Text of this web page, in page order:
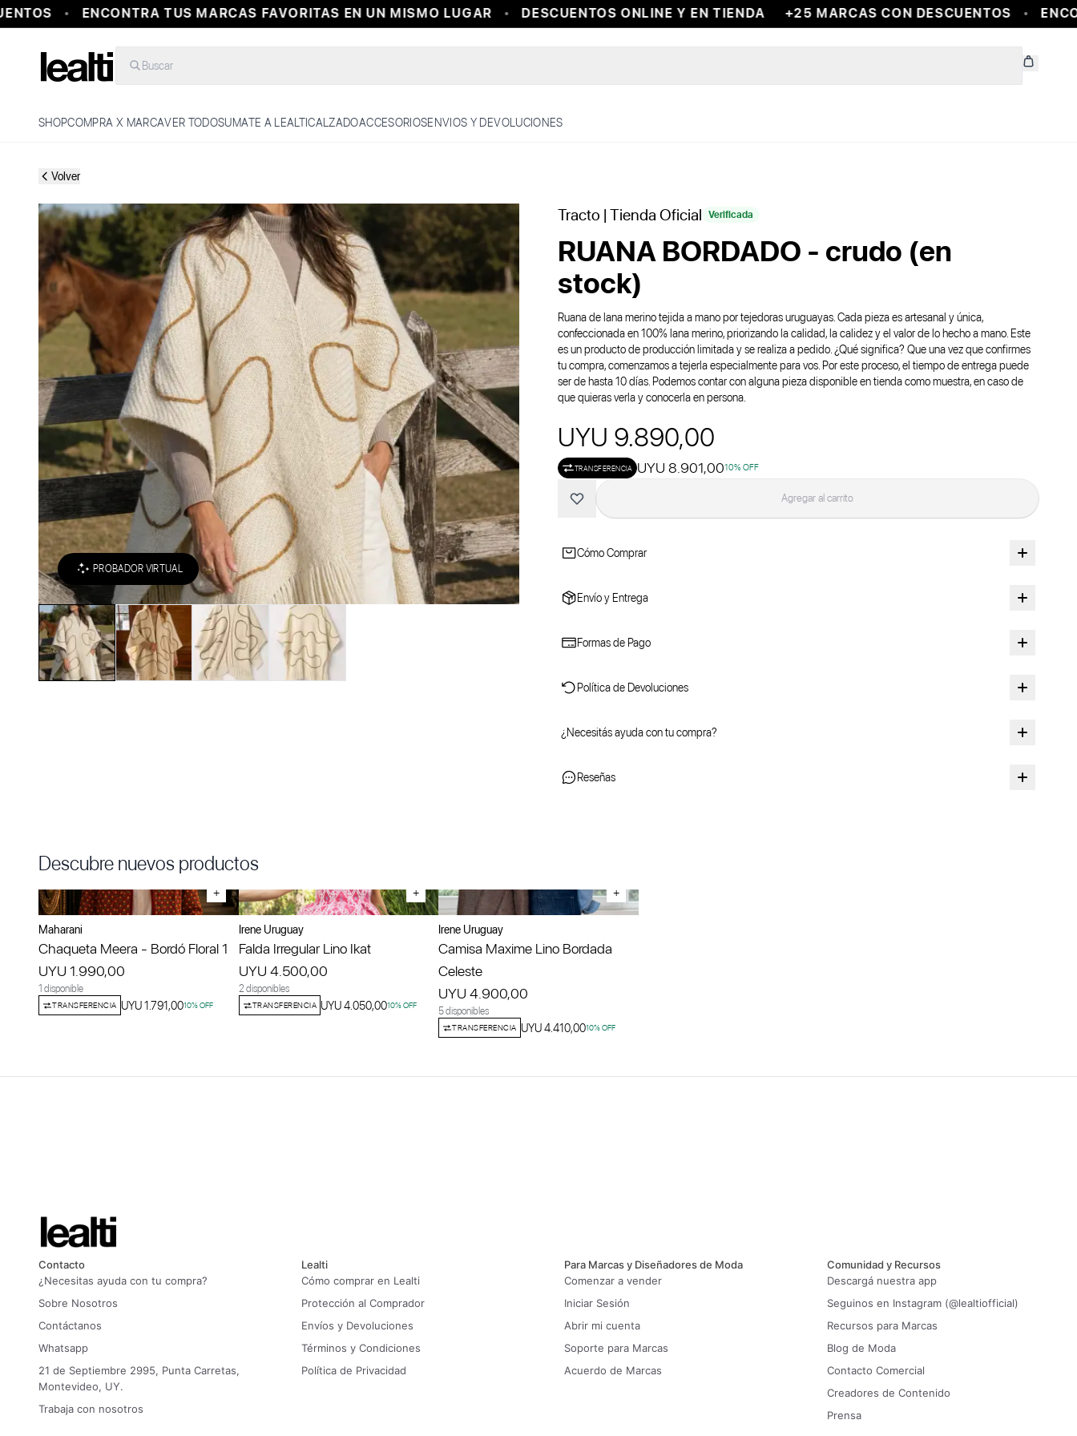
ENCONTRA TUS MARCAS FAVORITAS EN UN MISMO LUGAR DESCUENTOS ONLINE Y EN TIENDA +25 MARCAS CON DESCUENTOS
Buscar
SHOPCOMPRA X MARCAVER TODOSUMATE A LEALTICALZADOACCESORIOSENVIOS Y DEVOLUCIONES
Volver
PROBADOR VIRTUAL
Tracto | Tienda Oficial Verificada
RUANA BORDADO - crudo (en
stock)
Ruana de lana merino tejida a mano por tejedoras uruguayas. Cada pieza es artesanal y única,
confeccionada en 100% lana merino, priorizando la calidad, la calidez y el valor de lo hecho a mano. Este
es un producto de producción limitada y se realiza a pedido. ¿Qué significa? Que una vez que confirmes
tu compra, comenzamos a tejerla especialmente para vos. Por este proceso, el tiempo de entrega puede
ser de hasta 10 días. Podemos contar con alguna pieza disponible en tienda como muestra, en caso de
que quieras verla y conocerla en persona.
UYU 9.890,00
TRANSFERENCIA UYU 8.901,0010% OFF
Agregar al carrito
Cómo Comprar
Envío y Entrega
Formas de Pago
Política de Devoluciones
¿Necesitás ayuda con tu compra?
Reseñas
Descubre nuevos productos
+
Maharani
Chaqueta Meera - Bordó Floral 1
UYU 1.990,00
1 disponible
TRANSFERENCIA UYU 1.791,0010% OFF
+
Irene Uruguay
Falda Irregular Lino Ikat
UYU 4.500,00
2 disponibles
TRANSFERENCIA UYU 4.050,0010% OFF
+
Irene Uruguay
Camisa Maxime Lino Bordada
Celeste
UYU 4.900,00
5 disponibles
TRANSFERENCIA UYU 4.410,0010% OFF
Contacto
¿Necesitas ayuda con tu compra?
Sobre Nosotros
Contáctanos
Whatsapp
21 de Septiembre 2995, Punta Carretas,
Montevideo, UY.
Trabaja con nosotros
Lealti
Cómo comprar en Lealti
Protección al Comprador
Envíos y Devoluciones
Términos y Condiciones
Política de Privacidad
Para Marcas y Diseñadores de Moda
Comenzar a vender
Iniciar Sesión
Abrir mi cuenta
Soporte para Marcas
Acuerdo de Marcas
Comunidad y Recursos
Descargá nuestra app
Seguinos en Instagram (@lealtiofficial)
Recursos para Marcas
Blog de Moda
Contacto Comercial
Creadores de Contenido
Prensa